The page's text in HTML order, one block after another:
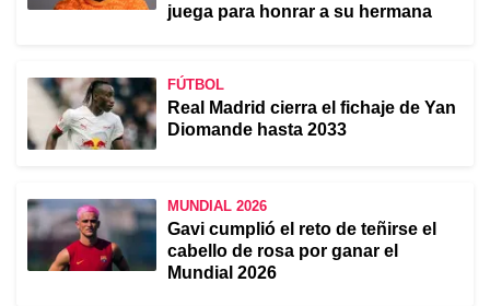
juega para honrar a su hermana
FÚTBOL
Real Madrid cierra el fichaje de Yan
Diomande hasta 2033
MUNDIAL 2026
Gavi cumplió el reto de teñirse el
cabello de rosa por ganar el
Mundial 2026